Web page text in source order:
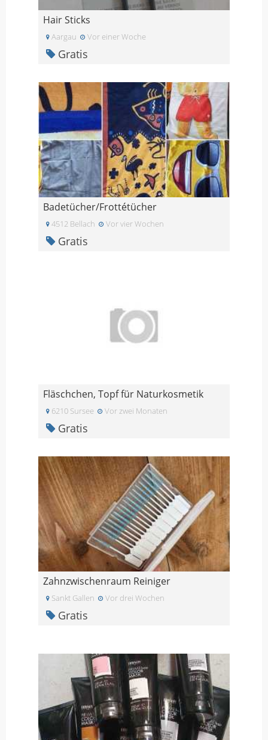
Hair Sticks
Aargau Vor einer Woche
Gratis
Badetücher/Frottétücher
4512 Bellach Vor vier Wochen
Gratis
Fläschchen, Topf für Naturkosmetik
6210 Sursee Vor zwei Monaten
Gratis
Zahnzwischenraum Reiniger
Sankt Gallen Vor drei Wochen
Gratis